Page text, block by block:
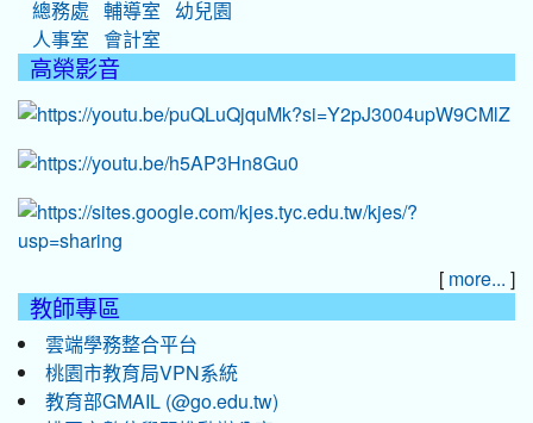
總務處
輔導室
幼兒園
人事室
會計室
高榮影音
[ more... ]
教師專區
雲端學務整合平台
桃園市教育局VPN系統
教育部GMAIL (@go.edu.tw)